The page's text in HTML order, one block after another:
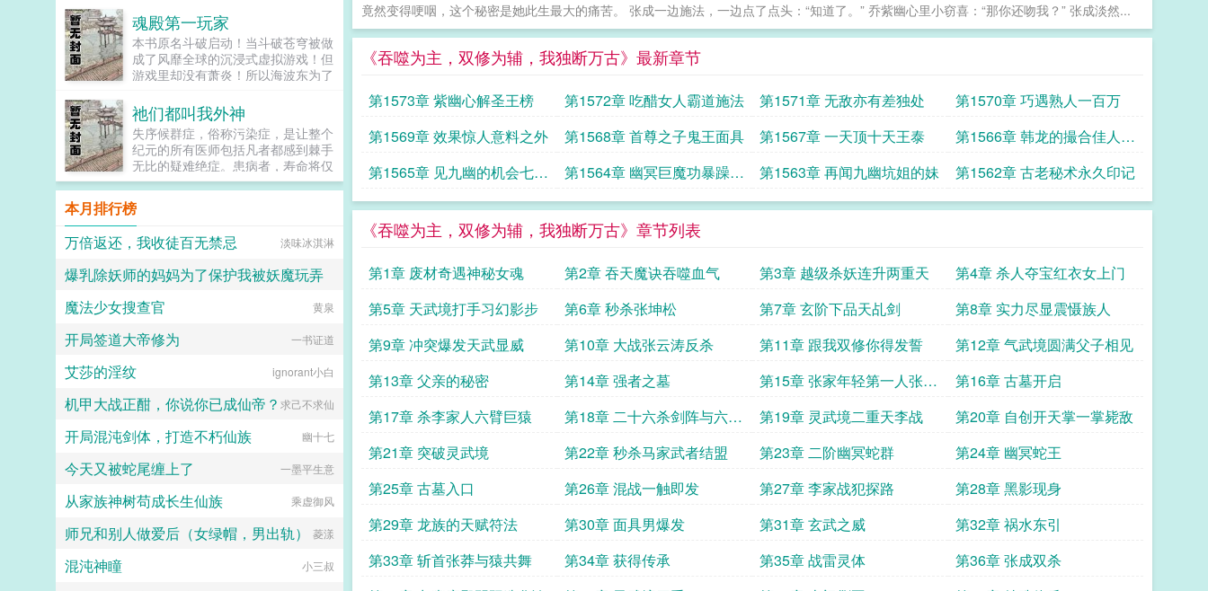
竟然变得哽咽，这个秘密是她此生最大的痛苦。 张成一边施法，一边点了点头：“知道了。” 乔紫幽心里小窃喜：“那你还吻我？” 张成淡然...
《吞噬为主，双修为辅，我独断万古》最新章节
第1573章 紫幽心解圣王榜 第1572章 吃醋女人霸道施法 第1571章 无敌亦有差独处
第1570章 巧遇熟人一百万
第1569章 效果惊人意料之外
第1568章 首尊之子鬼王面具 第1567章 一天顶十天王泰
第1566章 韩龙的撮合佳人邀
约
第1565章 见九幽的机会七位
师姐
第1564章 幽冥巨魔功暴躁师
姐
第1563章 再闻九幽坑姐的妹 第1562章 古老秘术永久印记
《吞噬为主，双修为辅，我独断万古》章节列表
第1章 废材奇遇神秘女魂 第2章 吞天魔诀吞噬血气 第3章 越级杀妖连升两重天
第4章 杀人夺宝红衣女上门
第5章 天武境打手习幻影步
第6章 秒杀张坤松 第7章 玄阶下品天乩剑
第8章 实力尽显震慑族人
第9章 冲突爆发天武显威
第10章 大战张云涛反杀 第11章 跟我双修你得发誓
第12章 气武境圆满父子相见
第13章 父亲的秘密
第14章 强者之墓
第15章 张家年轻第一人张宇
扬
第16章 古墓开启
第17章 杀李家人六臂巨猿
第18章 二十六杀剑阵与六臂
巨猿
第19章 灵武境二重天李战
第20章 自创开天掌一掌毙敌
第21章 突破灵武境
第22章 秒杀马家武者结盟 第23章 二阶幽冥蛇群
第24章 幽冥蛇王
第25章 古墓入口
第26章 混战一触即发 第27章 李家战犯探路
第28章 黑影现身
第29章 龙族的天赋符法
第30章 面具男爆发 第31章 玄武之威
第32章 祸水东引
第33章 斩首张莽与猿共舞
第34章 获得传承 第35章 战雷灵体
第36章 张成双杀
子软弱无能，性格怯懦，难当大任，
耶律青野只能将人送回长安，让他去
做个富贵闲人。直到有一日，他听
说，他的养子，在长安，给人，当，
外室。据说还是三分之一外室，那女
得宠的那个。北定王缓缓挑眉。反了
天了？爹系猛男北定王26x活泼明媚
小娇娇16人设封感谢齐九子推推超
好看基友文我那陛下柔弱不能自理by
周九续书号9125729苏蕴宜，世家庶
她被父亲视作一份礼物，将要送给年
近七十的淮江王。苏蕴宜只能在心里
说我不愿。为了逃避不公的命运，她
郎。传闻裴七郎出身名门，权势滔
看起来十分好拿捏的样子月色下，苏
哥救我。几度恩爱，数月缠绵，裴七
的虚与委蛇，苏蕴宜心知肚明。她含
子，谁知眼看好事将近，裴七郎竟去
子笑意和煦表妹好狠的心啊，竟想将
行七，正是当今陛下。苏蕴宜才知
v后日更1男女主彼此身心唯一2男女
4传统大团圆结局。...
要不一起她！...
朱元璋老三，咱轻徭薄赋，可曾亏待
百姓？朱棡呵呵，天下穷苦唯有百
姓，若连田亩都没有，何以轻徭薄
赋，而百姓仍是水生火热！朱元璋我
明？朱棡呵呵，不改革弊端，若是一
昧杀杀杀，你哪怕是将天下官员全部
杀干净，又能如何？朱元璋我为你们
封王赐藩，就是为了让你们永享荣华
富贵，可曾对不起你们？朱棡呵呵，
以一国之力赡养朱家亲族？可曾听闻
物极必反，国亡族灭！逆子！朱元璋
怒喝道。呵呵，爹，论治国，你真不
行。朱棡淡然道。是夜，朱元璋留晋
王朱棡在京辅国，重议洪武诸策。...
灭之际，一群渔者被召唤而来。这是
渔者也是愚者的故事。浓缩版一切从
挥动鱼竿成为钓鱼佬开始。苏忘
SO？长着8只眼睛3条腿的鱼到底能
不能吃？在线等，挺急的。...
魂殿第一玩家
本书原名斗破启动！当斗破苍穹被做
成了风靡全球的沉浸式虚拟游戏！但
游戏里却没有萧炎！所以海波东为了
身上，从而一跃成为斗破里最大的天
使投资人！没有婚约束缚和三年之
约，纳兰嫣然却成为了许多玩家想要
打脸的目标！云韵现云岚宗多了许多
弟子，头上不知道为什么，居然顶着
冲师逆徒的称号。蛇人族多了数之不
清的玩家，保护美杜莎女王成功蜕
变。还有更多玩家，想要收服青莲地
心火，亦或者蜕变后的七彩吞天蟒。
可是药老怎么办？兄弟们，走！进黑
角域，杀韩枫，救药老！海心焰是我
的！要不要顺道去迦南学院看一看萧
薰儿的盛世美颜？每一位玩家，都可
以是萧炎！杨善萧炎？谁愿意当谁
当，反正我不当！众玩家你不当萧炎
你抢什么三千焱炎火？杨善左手三千
焱炎火，右手北落七星雷这个啊，我
拿来玩载的！桀桀桀...
祂们都叫我外神
失序候群症，俗称污染症，是让整个
纪元的所有医师包括凡者都感到棘手
无比的疑难绝症。患病者，寿命将仅
余下一年，在红月诡雾笼罩之下，他
们无一例外地蜕变为扭曲怪物，沦为
污祟的帮凶，天灾的眷属以及盘踞于
此世之外的邪神任采任撷的信仰源
泉。病原因未知。病时间未知。传染
sss。如见到该症群患者，请立即向
间赶到现场将其击毙保证群众安全，
嘉奖。于是第二天，秩序局门口多出
先生，我实名举报我自己，申请批
自打卡一次吗！！？...
本月排行榜
万倍返还，我收徒百无禁忌
淡味冰淇淋
爆乳除妖师的妈妈为了保护我被妖魔玩弄
心心念念
魔法少女搜查官 黄泉
开局签道大帝修为 一书证道
艾莎的淫纹 ignorant小白
机甲大战正酣，你说你已成仙帝？ 求己不求仙
开局混沌剑体，打造不朽仙族 幽十七
今天又被蛇尾缠上了 一墨平生意
从家族神树苟成长生仙族 乘虚御风
师兄和别人做爱后（女绿帽，男出轨） 菱漾
混沌神瞳 小三叔